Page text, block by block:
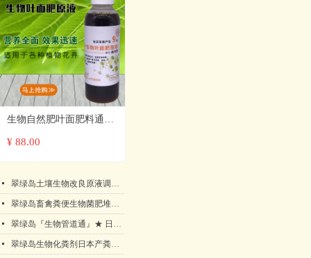
生物自然肥叶面肥料通用
型蔬菜草莓花卉果树农用
¥ 88.00
넷 翠绿岛土壤生物改良原液调理改良剂盐碱地抗重茬酸碱性板结日本产
넷 翠绿岛畜禽粪便生物菌肥堆肥发酵剂★提高农作物产量和品质
넷 翠绿岛『生物管道通』★ 日本产生物法管道疏通保持包邮！
넷 翠绿岛生物化粪剂日本产粪便分解降解处理好帮手！